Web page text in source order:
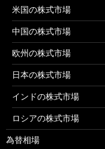
米国の株式市場
中国の株式市場
欧州の株式市場
日本の株式市場
インドの株式市場
ロシアの株式市場
為替相場